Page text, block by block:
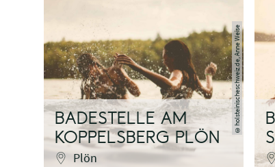
©
holsteinischeschweiz.de, Anne Weise
BADESTELLE AM
KOPPELSBERG PLÖN
Plön